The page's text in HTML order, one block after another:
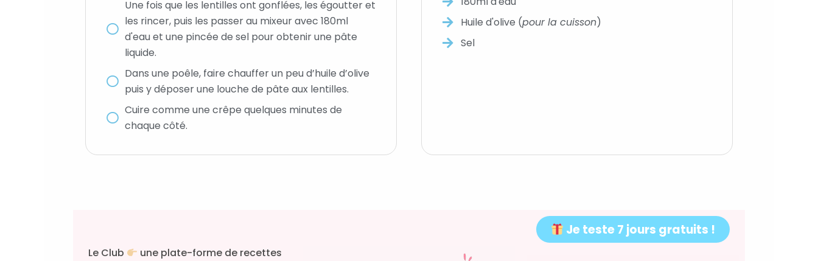
Une fois que les lentilles ont gonflées, les égoutter et
les rincer, puis les passer au mixeur avec 180ml
d'eau et une pincée de sel pour obtenir une pâte
liquide.
Dans une poêle, faire chauffer un peu d’huile d’olive
puis y déposer une louche de pâte aux lentilles.
Cuire comme une crêpe quelques minutes de
chaque côté.
Huile d'olive (pour la cuisson)
Sel
Le Club
une plate-forme de recettes
Je teste 7 jours gratuits !